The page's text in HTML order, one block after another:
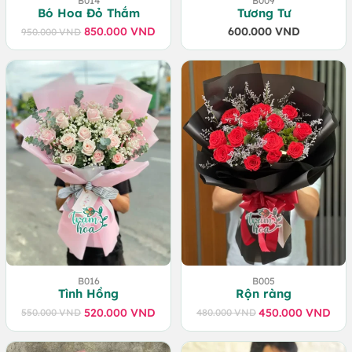
Bó Hoa Đỏ Thắm
950.000VND Giá
gốc
là:
950.000 VND.
850.000 VND
Giá
hiện
tại
là:
850.000 VND.
Tương Tư
600.000 VND
B016
Tình Hồng
550.000VND Giá
gốc
là:
520.000 VND
Giá
hiện
tại
B005
Rộn ràng
480.000VND Giá
gốc
là:
450.000VND
Giá
hiện
tại